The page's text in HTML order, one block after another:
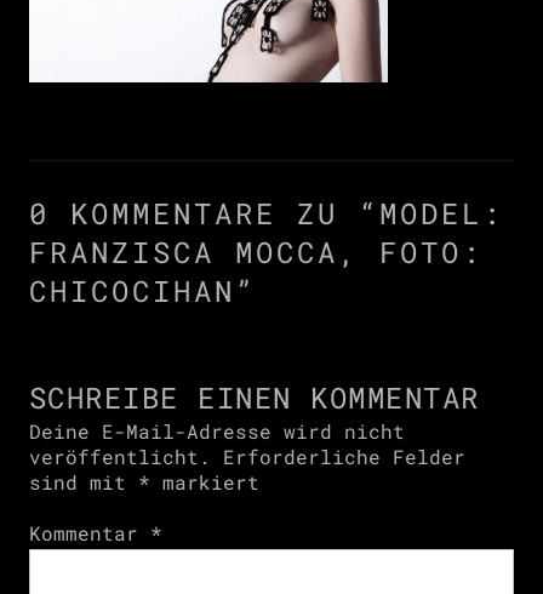
0 KOMMENTARE ZU “ MODEL:
FRANZISCA MOCCA, FOTO:
CHICOCIHAN ”
SCHREIBE EINEN KOMMENTAR
Deine E-Mail-Adresse wird nicht
veröffentlicht.
Erforderliche Felder
sind mit * markiert
Kommentar *